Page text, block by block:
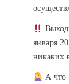
января
никаких
А что